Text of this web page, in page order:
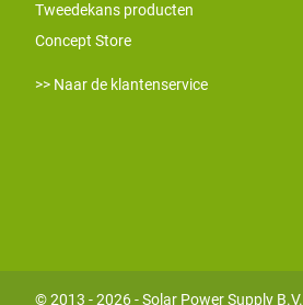
Tweedekans producten
Concept Store
>> Naar de klantenservice
© 2013 - 2026 - Solar Power Supply B.V.